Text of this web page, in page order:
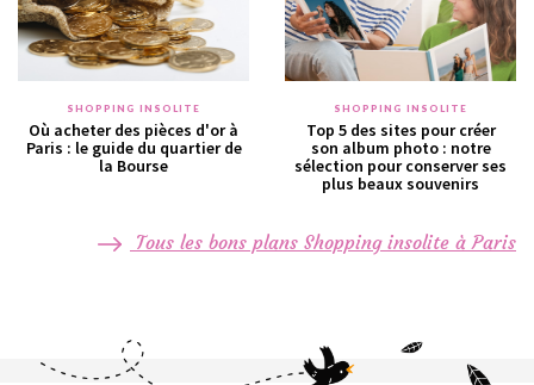
SHOPPING INSOLITE
Où acheter des pièces d'or à
Paris : le guide du quartier de
la Bourse
SHOPPING INSOLITE
Top 5 des sites pour créer
son album photo : notre
sélection pour conserver ses
plus beaux souvenirs
Tous les bons plans Shopping insolite à Paris